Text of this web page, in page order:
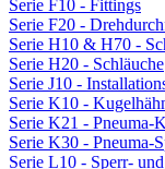
Serie F10 - Fittings
Serie F20 -
Serie H10 & H70 -
Serie H20 - Schläuche
Serie J10 -
Serie K10 -
Serie K21 - Pneuma-
Serie K30 - Pneuma-
Serie L10 - Sperr-